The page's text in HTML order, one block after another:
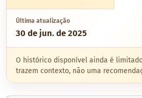
Última atualização
30 de jun. de 2025
O histórico disponível ainda é
trazem contexto, não uma